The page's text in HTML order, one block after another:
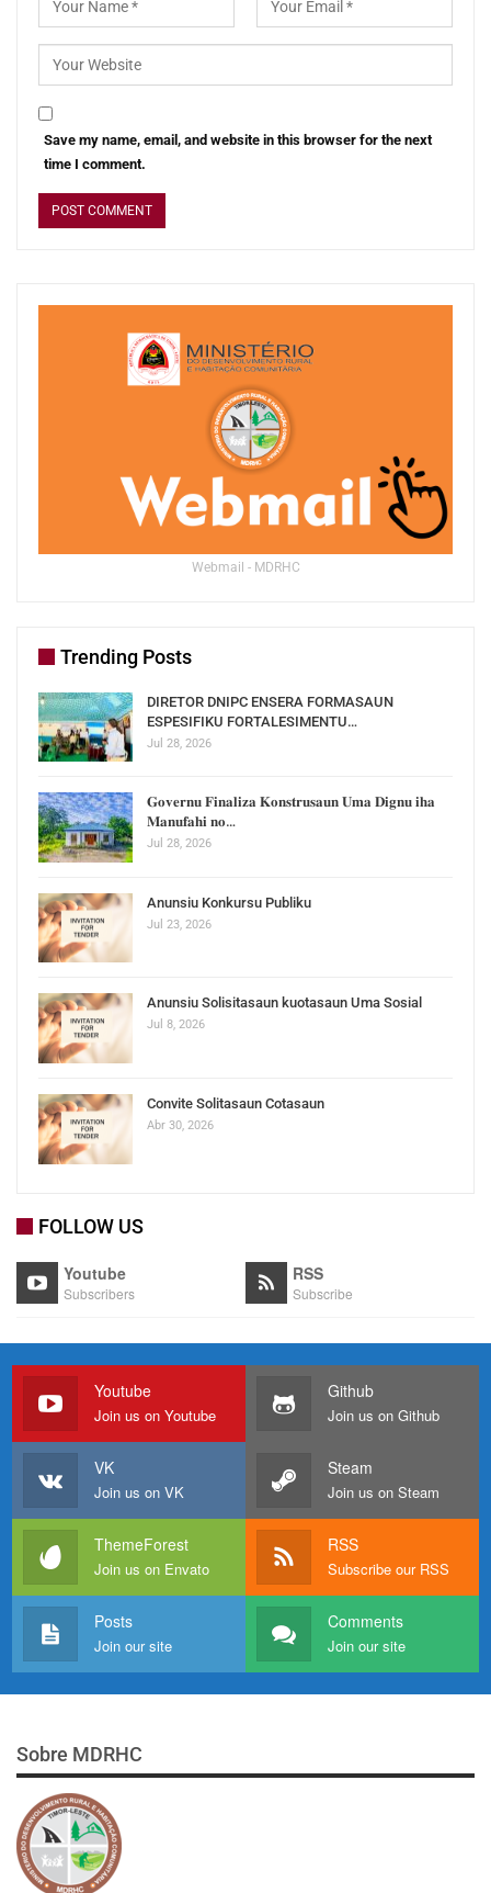
Save my name, email, and website in this browser for the next
time I comment.
Webmail - MDRHC
Trending Posts
DIRETOR DNIPC ENSERA FORMASAUN
ESPESIFIKU FORTALESIMENTU…
Jul 28, 2026
𝐆𝐨𝐯𝐞𝐫𝐧𝐮 𝐅𝐢𝐧𝐚𝐥𝐢𝐳𝐚 𝐊𝐨𝐧𝐬𝐭𝐫𝐮𝐬𝐚𝐮𝐧 𝐔𝐦𝐚 𝐃𝐢𝐠𝐧𝐮 𝐢𝐡𝐚
𝐌𝐚𝐧𝐮𝐟𝐚𝐡𝐢 𝐧𝐨…
Jul 28, 2026
Anunsiu Konkursu Publiku
Jul 23, 2026
Anunsiu Solisitasaun kuotasaun Uma Sosial
Jul 8, 2026
Convite Solitasaun Cotasaun
Abr 30, 2026
FOLLOW US
Youtube
Subscribers
RSS
Subscribe
Youtube
Join us on Youtube
Github
Join us on Github
VK
Join us on VK
Steam
Join us on Steam
ThemeForest
Join us on Envato
RSS
Subscribe our RSS
Posts
Join our site
Comments
Join our site
Sobre MDRHC